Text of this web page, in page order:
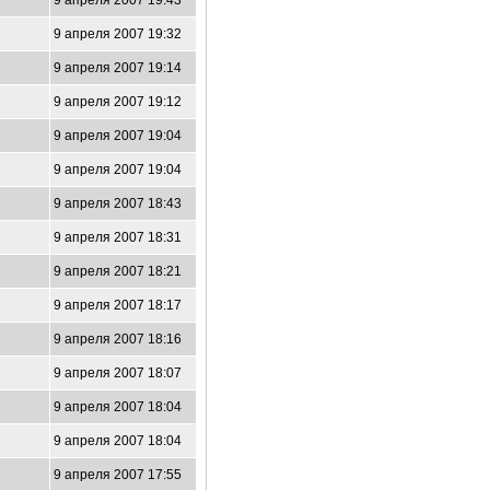
9 апреля 2007 19:32
9 апреля 2007 19:14
9 апреля 2007 19:12
9 апреля 2007 19:04
9 апреля 2007 19:04
9 апреля 2007 18:43
9 апреля 2007 18:31
9 апреля 2007 18:21
9 апреля 2007 18:17
9 апреля 2007 18:16
9 апреля 2007 18:07
9 апреля 2007 18:04
9 апреля 2007 18:04
9 апреля 2007 17:55